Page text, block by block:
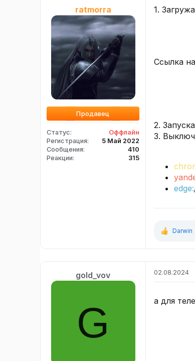
ratmorra
Продавец
Статус
Оффлайн
Регистрация
5 Май 2022
Сообщения
410
Реакции
315
1.
ㅤㅤㅤㅤㅤㅤㅤㅤㅤㅤㅤㅤㅤㅤㅤㅤㅤㅤㅤㅤㅤㅤㅤㅤㅤㅤㅤㅤㅤㅤㅤㅤㅤ
2.
3.
edge:
Р
и
Darwin
gold_vov
G
02.08.2024
а для